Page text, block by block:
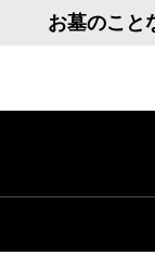
お墓のこと